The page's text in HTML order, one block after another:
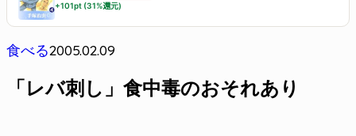
+101pt (31%還元)
食べる2005.02.09
「レバ刺し」食中毒のおそれあり